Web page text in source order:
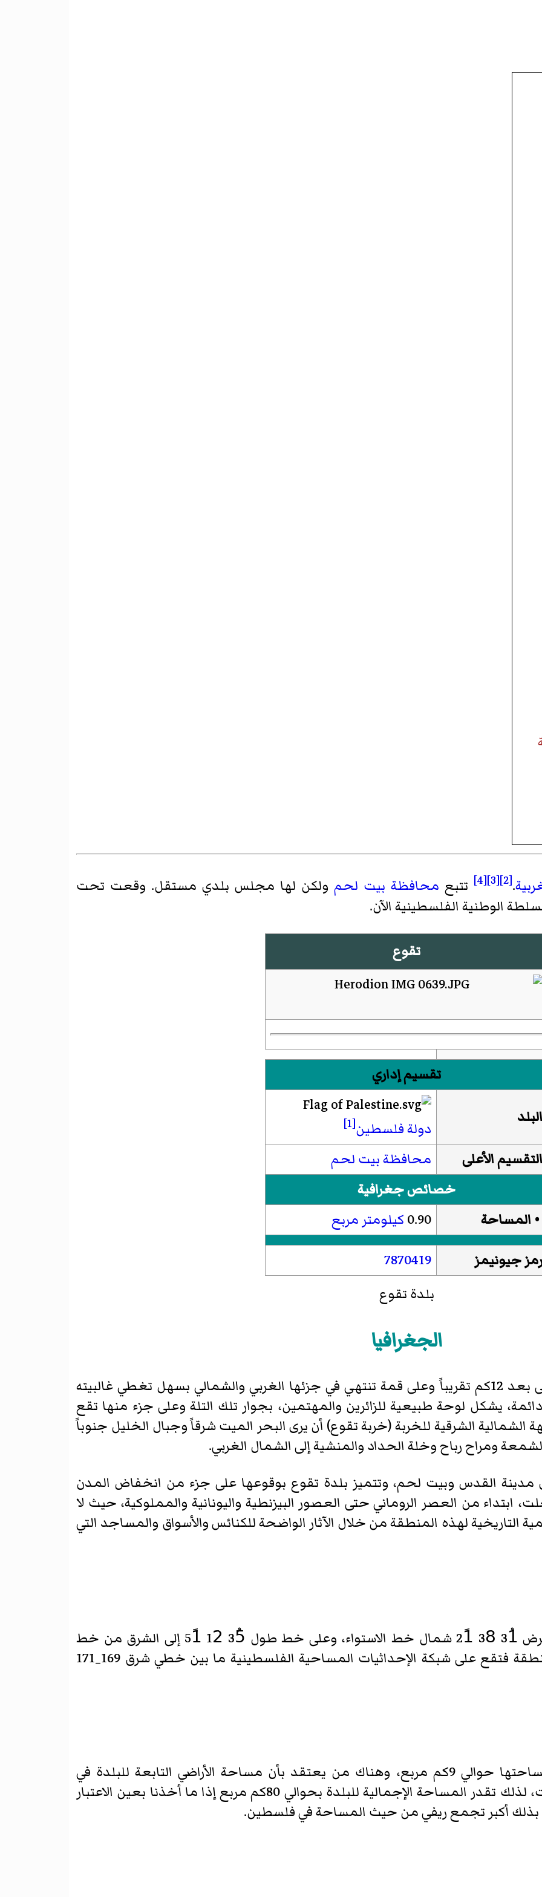
.
[2]
[3]
[4] تتبع محافظة بيت لحمولكن لها مجلس بلدي مستقل. وقعت تحت
تقوع
تقسيم إداري
البلد
دولة فلسطين[1]
التقسيم الأعلى
محافظة بيت لحم
خصائص جغرافية
• المساحة
0.90 كيلومتر مربع
رمز جيونيمز
7870419
بلدة تقوع
الجغرافيا
إلى الجنوب من مدينة بيت لحم على بعد 12كم تقريباً وعلى قمة تنتهي في جزئها الغربي والشمالي بسهل تغطي غالبيته
يشكل لوحة طبيعية للزائرين والمهتمين، بجوار تلك التلة وعلى جزء منها تقع
الشمالية الشرقية للخربة (خربة تقوع) أن يرى البحر الميت شرقاً وجبال الخليل جنوباً
ومراح رباح وخلة الحداد والمنشية إلى الشمال الغربي.
مدينة القدس وبيت لحم، وتتميز بلدة تقوع بوقوعها على جزء من انخفاض المدن
ابتداء من العصر الروماني حتى العصور البيزنطية واليونانية والمملوكية، حيث لا
التاريخية لهذه المنطقة من خلال الآثار الواضحة للكنائس والأسواق والمساجد التي
تقع بلدة تقوع فلكياً على دائرة العرض 31ُ 38َ 21ً شمال خط الاستواء، وعلى خط طول 35ُ 12َ 51ً إلى الشرق من خط
غرينتش، أما الموقع المساحي للمنطقة فتقع على شبكة الإحداثيات المساحية الفلسطينية ما بين خطي شرق 169_171
تمتد تقوع باتجاه الشرق، وتبلغ مساحتها حوالي 9كم مربع، وهناك من يعتقد بأن مساحة الأراضي التابعة للبلدة في
منطقة البرية تمتد حتى البحر الميت، لذلك تقدر المساحة الإجمالية للبلدة بحوالي 80كم مربع إذا ما أخذنا بعين الاعتبار
بذلك أكبر تجمع ريفي من حيث المساحة في فلسطين.